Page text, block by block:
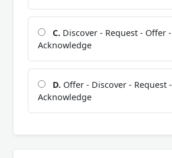
C. Discover - Request - Offer -
Acknowledge
D. Offer - Discover - Request -
Acknowledge